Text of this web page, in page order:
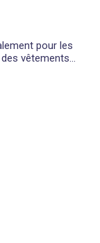
pour les
vêtements